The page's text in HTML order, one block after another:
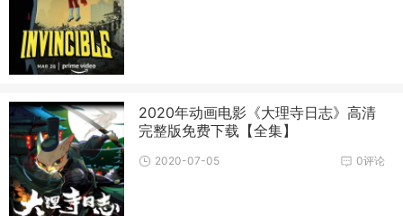
2020年动画电影《大理寺日志》高清
完整版免费下载【全集】
0评论
2020-07-05